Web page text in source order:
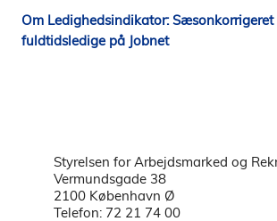
Om Ledighedsindikator:
fuldtidsledige på Jobnet
Styrelsen for Arbejdsmarked og
Vermundsgade 38
2100 København Ø
Telefon: 72 21 74 00